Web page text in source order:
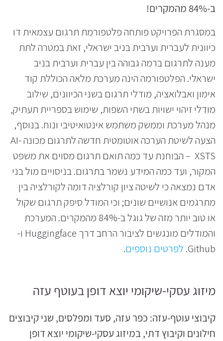
ב-84% מהמקרים!
במסגרת הפרויקט פותחה פלטפורמת תרגום עצמאית דו
כיוונית לעברית וערבית בניב ישראלי, זאת במטרה לתת
מענה לתרגום ברמה גבוהה בין עברית וערבית בניב
ישראלי. הפלטפורמה הינה מערכת מלאה הכוללת קוד
אימון ואבלואציה, מודלי תרגום בשני הכיוונים, שילוב
מודלי זיהוי ישויות בשתי השפות, שימוש בספריית תעתיק,
מנהל מערכת וממשק משתמש אינטואיטיבי ונוח. בנוסף,
הצעה לשיטת הערכה אוטומטית חדשה לתרגום מכונה AI-
XSTS – הבוחנת עד כמה תואם תרגום מסוים את משפט
המקור, ועד כמה המידע נשמר בתרגום. בניסויים מול בני
אדם נמצאה כי לשיטה ציון קורלציה דומה לקורלציה בין
מתרגמים אנושיים שונים; וכי המודל סיפק תרגום שקול
או טוב יותר מזה של גוגל ב-84% מהמקרים. המערכת
והמודלים מונגשים לציבור הרחב דרך Huggingface ו-
Github. לפרטים נוספים.
מיזוג עסקי-שיקומי יוצא דופן בעוטף עזה
קיבוצי עוטף-עזה: כפר עזה, סעד ומפלסים, שני קיבוצים
חילונים וקיבוץ דתי, במיזוג עסקי-שיקומי יוצא דופן